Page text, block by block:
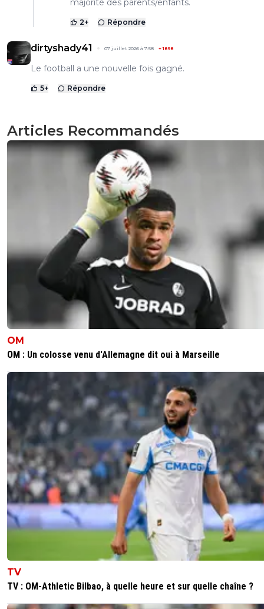
2+ Répondre
dirtyshady41 07 juillet 2026 à 7:58 +1898
Le football a une nouvelle fois gagné.
5+ Répondre
Articles Recommandés
OM
OM : Un colosse venu d'Allemagne dit oui à Marseille
TV
TV : OM-Athletic Bilbao, à quelle heure et sur quelle chaîne ?